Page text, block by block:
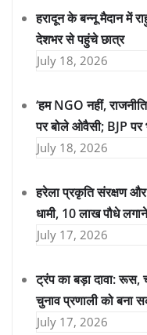
हरादून के बन्नू मैदान में
देशभर से पहुंचे छात्र
July 18, 2026
‘हम NGO नहीं,
पर बोले ओवैसी; BJP पर
July 18, 2026
हरेला प्रकृति संरक्षण
धामी, 10 लाख पौधे
July 17, 2026
ट्रंप का बड़ा दावा: रूस,
चुनाव प्रणाली को बना
July 17, 2026